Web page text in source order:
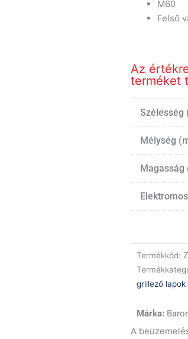
M60
Felső
Az
terméket
Szélesség
Mélység
Magasság
Termékkód:
grillező lapok
A